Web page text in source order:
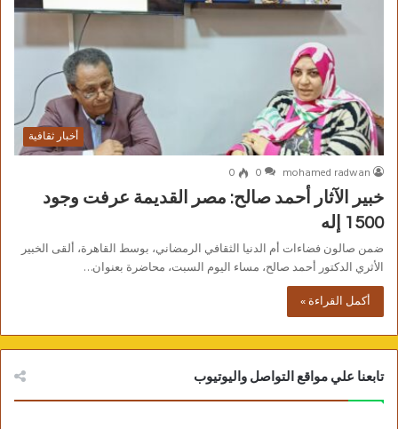
أخبار ثقافية
mohamed radwan
0
0
خبير الآثار أحمد صالح: مصر القديمة عرفت وجود
1500 إله
ضمن صالون فضاءات أم الدنيا الثقافي الرمضاني، بوسط القاهرة، ألقى الخبير
الأثري الدكتور أحمد صالح، مساء اليوم السبت، محاضرة بعنوان…
أكمل القراءة »
تابعنا علي مواقع التواصل واليوتيوب